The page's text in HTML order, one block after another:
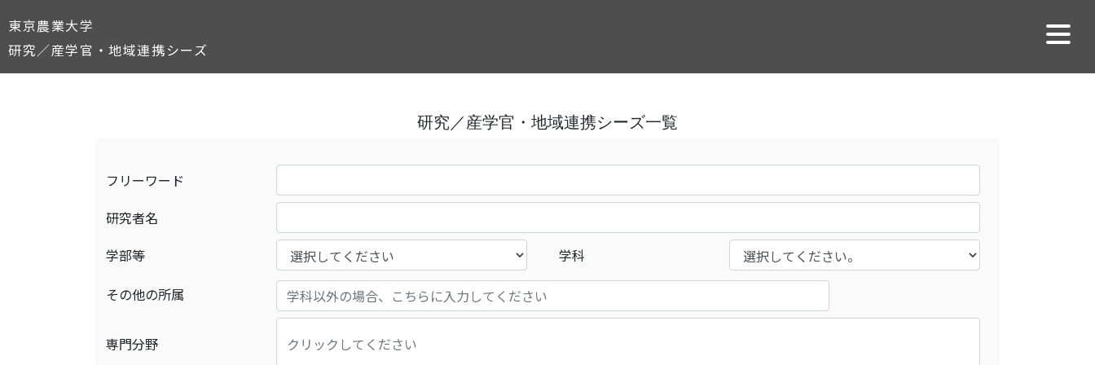
東京農業大学
研究／産学官・地域連携シーズ
研究／産学官・地域連携シーズ一覧
フリーワード
研究者名
学部等
学科
その他の所属
専門分野